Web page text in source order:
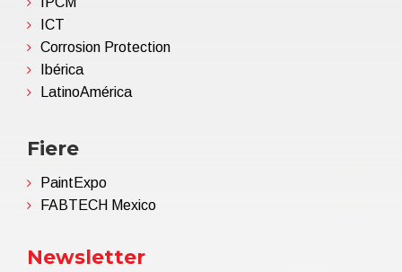
ICT
Corrosion Protection
Ibérica
LatinoAmérica
Fiere
PaintExpo
FABTECH Mexico
Newsletter